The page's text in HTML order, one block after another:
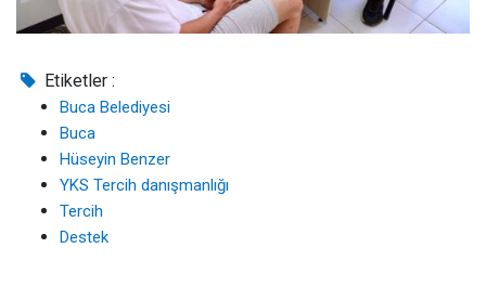
Etiketler :
Buca Belediyesi
Buca
Hüseyin Benzer
YKS Tercih danışmanlığı
Tercih
Destek